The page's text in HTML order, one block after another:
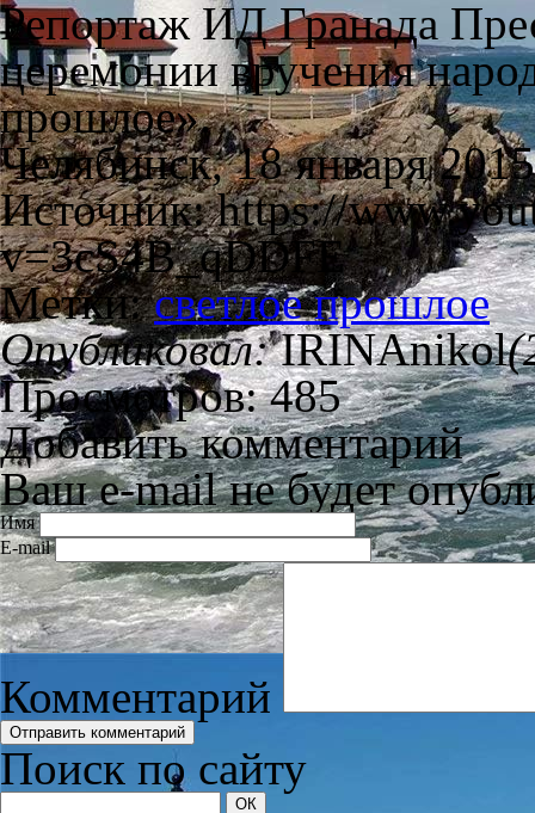
Репортаж ИД Гранада
церемонии вручения
прошлое».
Челябинск, 18 января
Источник: https://
v=3cS4B_qDDFE
Метки:светлое прошлое
Опубликовал:IRINAnikol
Просмотров: 485
Добавить комментарий
Ваш e-mail не будет
Имя
E-mail
Комментарий
Поиск по сайту